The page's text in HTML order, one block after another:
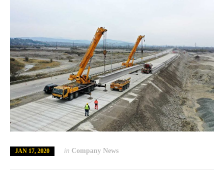
JAN 17, 2020 in Company News